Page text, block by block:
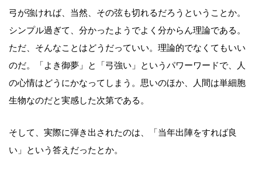
弓が強ければ、当然、その弦も切れるだろうということか。
シンプル過ぎて、分かったようでよく分からん理論である。
ただ、そんなことはどうだっていい。理論的でなくてもいい
のだ。「よき御夢」と「弓強い」というパワーワードで、人
の心情はどうにかなってしまう。思いのほか、人間は単細胞
生物なのだと実感した次第である。
そして、実際に弾き出されたのは、「当年出陣をすれば良
い」という答えだったとか。